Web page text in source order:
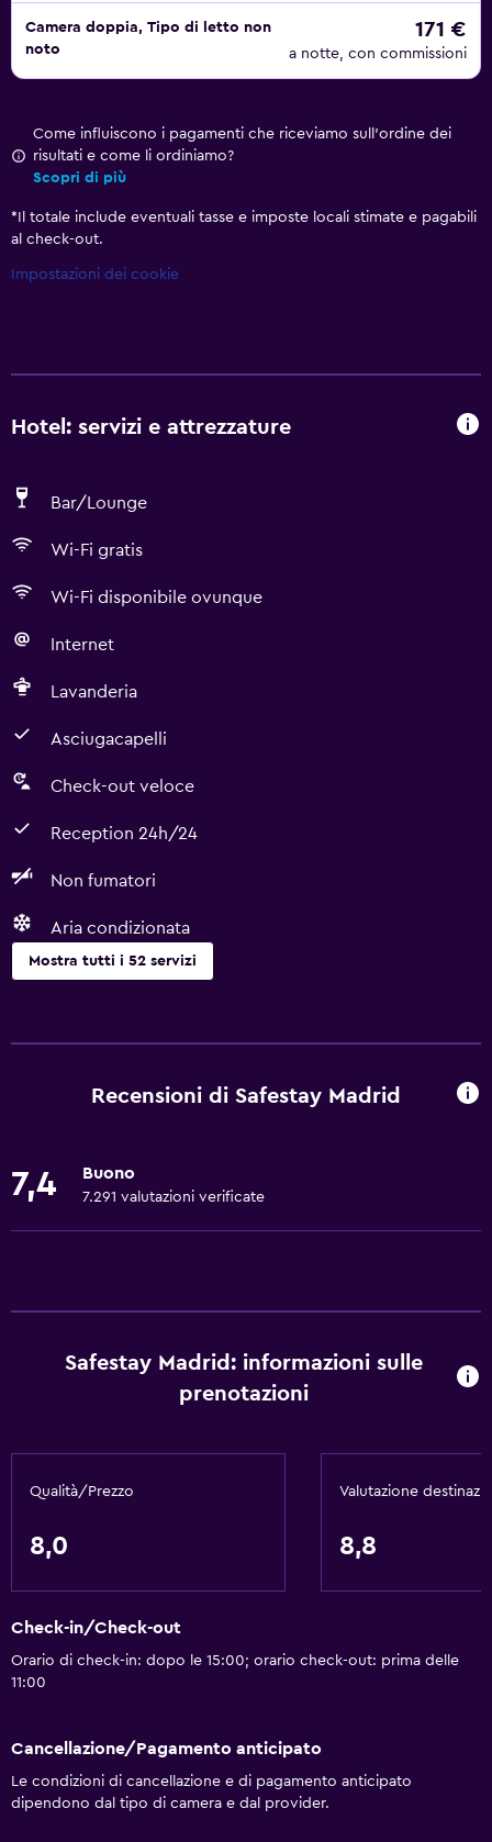
Camera doppia, Tipo di letto non
noto
171 €
a notte, con commissioni
Come influiscono i pagamenti che riceviamo sull'ordine dei
risultati e come li ordiniamo?
Scopri di più
* Il totale include eventuali tasse e imposte locali stimate e pagabili
al check-out.
Impostazioni dei cookie
Hotel: servizi e attrezzature
Bar/Lounge
Wi-Fi gratis
Wi-Fi disponibile ovunque
Internet
Lavanderia
Asciugacapelli
Check-out veloce
Reception 24h/24
Non fumatori
Aria condizionata
Mostra tutti i 52 servizi
Wi-Fi gratis
Ventilatore
Aria condizionata
Asciugamani/lenzuola (costo extra)
Bagno
Toilette
Carta igienica
Doccia a filo pavimento
Accessibilità
Recensioni di Safestay Madrid
7,4 Buono
7.291 valutazioni verificate
Safestay Madrid: informazioni sulle
prenotazioni
Qualità/Prezzo
8,0
Valutazione
8,8
Check-in/Check-out
Orario di check-in: dopo le 15:00; orario check-out: prima delle
11:00
Cancellazione/Pagamento anticipato
Le condizioni di cancellazione e di pagamento anticipato
dipendono dal tipo di camera e dal provider.